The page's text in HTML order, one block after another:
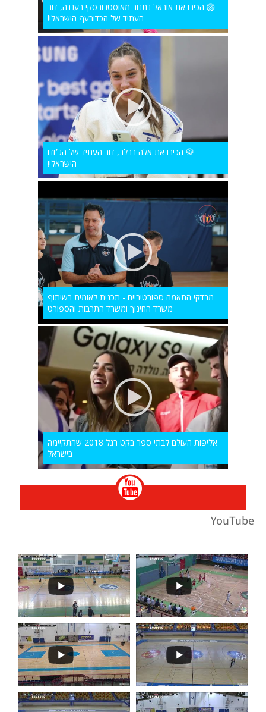
🏐 הכירו את אוראל נתנוב מאוסטרובסקי רעננה, דור
העתיד של הכדורעף הישראלי!
🥋 הכירו את אלה ברלב, דור העתיד של הג׳ודו
הישראלי!
מבדקי התאמה ספורטיביים - תכנית לאומית בשיתוף
משרד החינוך ומשרד התרבות והספורט
אליפות העולם לבתי ספר בקט רגל 2018 שהתקיימה
בישראל
YouTube